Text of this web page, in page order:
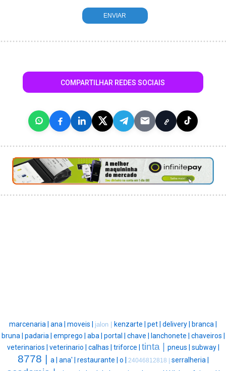
COMPARTILHAR REDES SOCIAIS
marcenaria | ana | moveis | jalon | kenzarte | pet | delivery |
branca |
bruna | padaria | emprego | aba | portal | chave | lanchonete | chaveiros |
veterinarios | veterinario | calhas | triforce | tinta | pneus | subway |
8778 | a | ana' | restaurante | o | 24046812818 | serralheria |